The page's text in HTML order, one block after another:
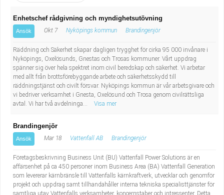
Naturbruk
Naturvetenskapligt arbete
Pedagogiskt arbete
Sanering och renhållning
Socialt arbete
Säkerhetsarbete
Tekniskt arbete
Taxiförare/Taxichaufför
Läkarsekreterare/Vårdadmin/Medicinsk
sekreterare
Lastbilsförare m.fl.
Fastighetsskötare
Informatör/Kommunikatör
Brevbärare
Enhetschef rådgivning och myndighetsutövning
Ansök Okt 7 Nyköpings kommun Brandingenjör
Räddning och Säkerhet skapar dagligen trygghet för cirka 95 000 invånare i
Nyköpings, Oxelösunds, Gnestas och Trosas kommuner. Vårt uppdrag
spänner sig över hela spektret inom civil beredskap och säkerhet. Vi arbetar
med allt från brottsförebyggande arbete och säkerhetsskydd till
räddningstjänst och civilt försvar. Nyköpings kommun är vår arbetsgivare och
vi bedriver verksamhet i Gnesta, Oxelösund och Trosa genom civilrättsliga
avtal. Vi har två avdelninga...
Visa mer
Brandingenjör
Ansök Mar 18 Vattenfall AB Brandingenjör
Företagsbeskrivning Business Unit (BU) Vattenfall Power Solutions är en
affärsenhet på ca 450 personer inom Business Area (BA) Vattenfall Generation
som levererar kärnbränsle till Vattenfalls kärnkraftverk, utvecklar och genomför
projekt och uppdrag samt tillhandahåller interna tekniska specialisttjänster för
samtliga utav Vattenfalls verksamheter, koncernstaber och intressenter. Detta